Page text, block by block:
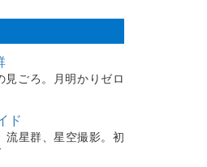
ごろ。月明かりゼロ
ド
流星群、星空撮影。初